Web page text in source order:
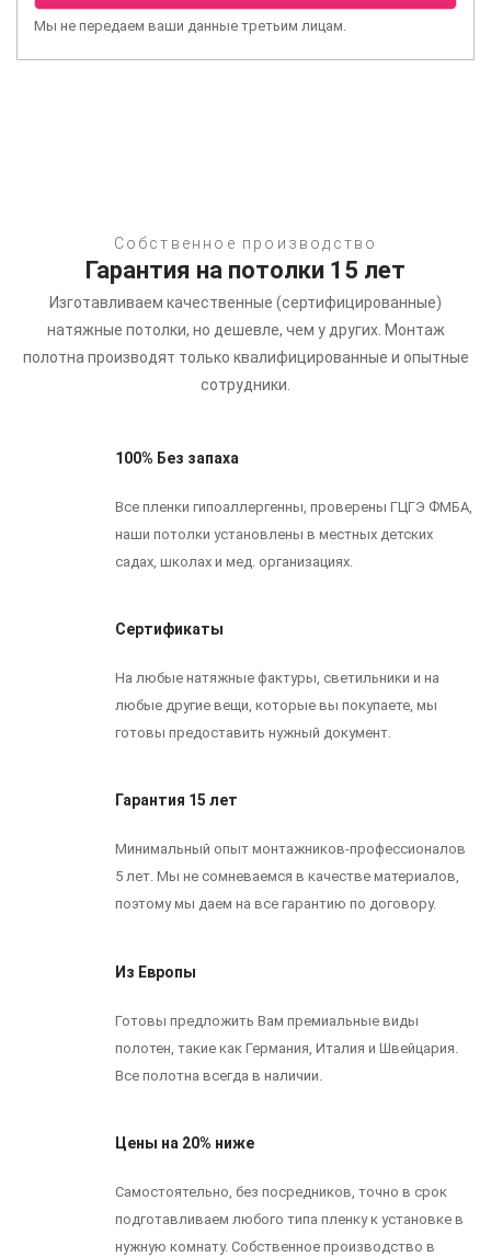
Мы не передаем ваши данные третьим лицам.
Собственное производство
Гарантия на потолки 15 лет
Изготавливаем качественные (сертифицированные)
натяжные потолки, но дешевле, чем у других. Монтаж
полотна производят только квалифицированные и опытные
сотрудники.
100% Без запаха
Все пленки гипоаллергенны, проверены ГЦГЭ ФМБА,
наши потолки установлены в местных детских
садах, школах и мед. организациях.
Сертификаты
На любые натяжные фактуры, светильники и на
любые другие вещи, которые вы покупаете, мы
готовы предоставить нужный документ.
Гарантия 15 лет
Минимальный опыт монтажников-профессионалов
5 лет. Мы не сомневаемся в качестве материалов,
поэтому мы даем на все гарантию по договору.
Из Европы
Готовы предложить Вам премиальные виды
полотен, такие как Германия, Италия и Швейцария.
Все полотна всегда в наличии.
Цены на 20% ниже
Самостоятельно, без посредников, точно в срок
подготавливаем любого типа пленку к установке в
нужную комнату. Собственное производство в